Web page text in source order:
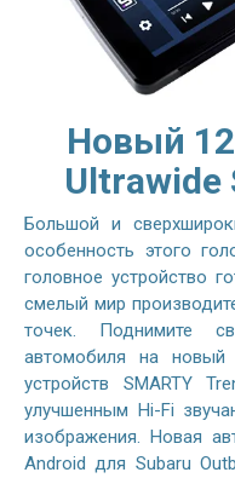
Новый
Ultrawide
Большой и
особенность этого
головное устройство
смелый мир
точек. Поднимите
автомобиля на
устройств SMARTY
улучшенным Hi-Fi
изображения. Новая
Android для Subaru